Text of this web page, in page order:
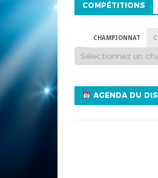
COMPÉTITIONS
CHAMPIONNAT
AGENDA DU